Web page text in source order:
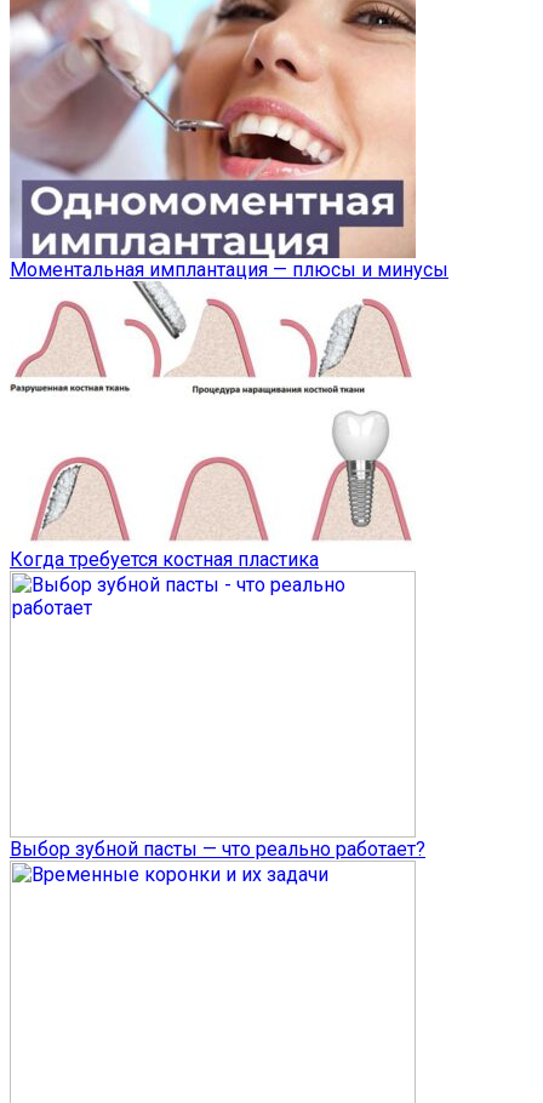
Моментальная имплантация — плюсы и минусы
Когда требуется костная пластика
Выбор зубной пасты — что реально работает?